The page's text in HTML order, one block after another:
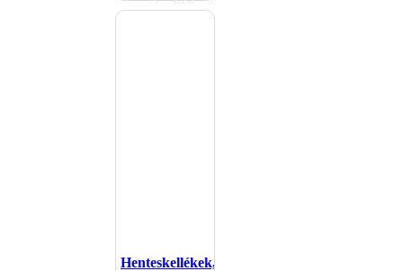
Henteskellékek,